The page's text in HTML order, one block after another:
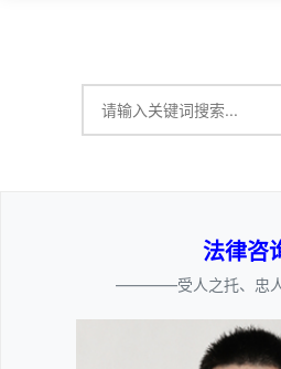
法律咨
————受人之托、